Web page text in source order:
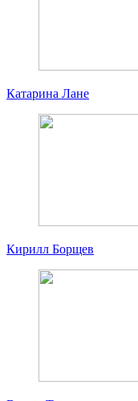
Катарина Лане
Кирилл Борщев